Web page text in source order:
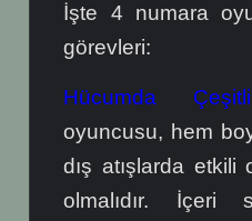
İşte 4 numara
görevleri:
Hücumda
oyuncusu, hem
dış atışlarda
olmalıdır. İçeri